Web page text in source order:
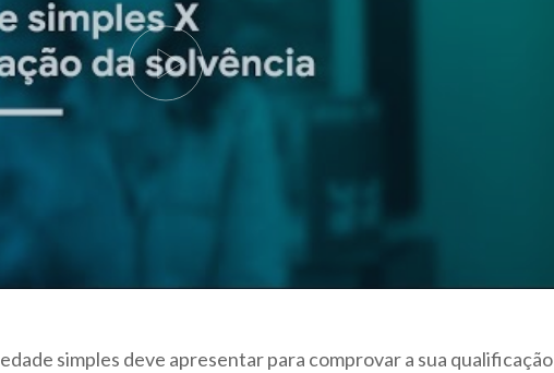
simples deve apresentar para comprovar a sua qualificação